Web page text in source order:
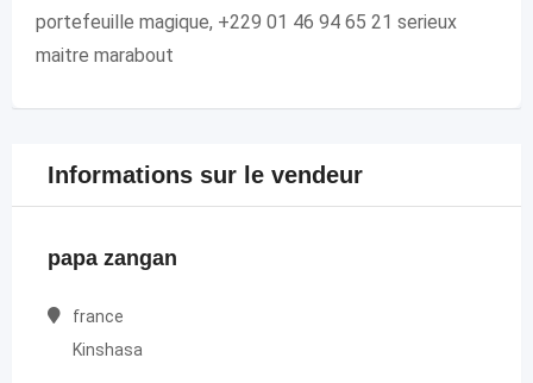
portefeuille magique, +229 01 46 94 65 21 serieux
maitre marabout
Informations sur le vendeur
papa zangan
france
Kinshasa